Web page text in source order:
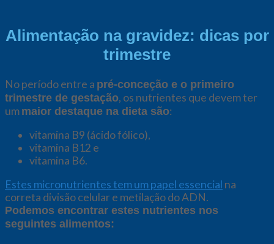
Alimentação na gravidez: dicas por
trimestre
No período entre a pré-conceção e o primeiro
trimestre de gestação, os nutrientes que devem ter
um maior destaque na dieta são:
vitamina B9 (ácido fólico),
vitamina B12 e
vitamina B6.
Estes micronutrientes tem um papel essencial na
correta divisão celular e metilação do ADN.
Podemos encontrar estes nutrientes nos
seguintes alimentos: